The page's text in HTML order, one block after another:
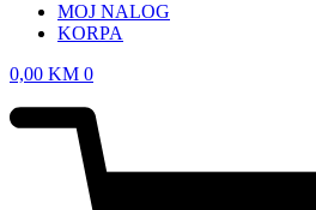
MOJ NALOG
KORPA
0,00 KM 0